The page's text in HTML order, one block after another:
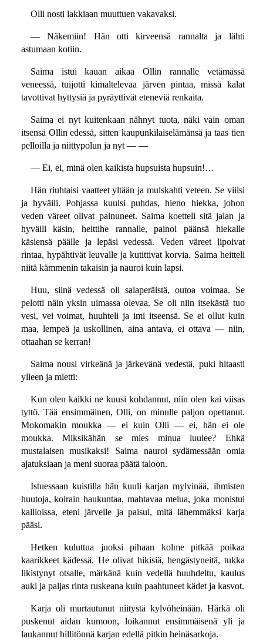
Olli nosti lakkiaan muuttuen vakavaksi.
— Näkemiin! Hän otti kirveensä rannalta ja lähti
astumaan kotiin.
Saima istui kauan aikaa Ollin rannalle vetämässä
veneessä, tuijotti kimaltelevaa järven pintaa, missä kalat
tavottivat hyttysiä ja pyräyttivät eteneviä renkaita.
Saima ei nyt kuitenkaan nähnyt tuota, näki vain oman
itsensä Ollin edessä, sitten kaupunkilaiselämänsä ja taas tien
pelloilla ja niittypolun ja nyt — —
— Ei, ei, minä olen kaikista hupsuista hupsuin!…
Hän riuhtaisi vaatteet yltään ja mulskahti veteen. Se viilsi
ja hyväili. Pohjassa kuulsi puhdas, hieno hiekka, johon
veden väreet olivat painuneet. Saima koetteli sitä jalan ja
hyväili käsin, heittihe rannalle, painoi päänsä hiekalle
käsiensä päälle ja lepäsi vedessä. Veden väreet lipoivat
rintaa, hypähtivät leuvalle ja kutittivat korvia. Saima heitteli
niitä kämmenin takaisin ja nauroi kuin lapsi.
Huu, siinä vedessä oli salaperäistä, outoa voimaa. Se
pelotti näin yksin uimassa olevaa. Se oli niin itsekästä tuo
vesi, vei voimat, huuhteli ja imi itseensä. Se ei ollut kuin
maa, lempeä ja uskollinen, aina antava, ei ottava — niin,
ottaahan se kerran!
Saima nousi virkeänä ja järkevänä vedestä, puki hitaasti
ylleen ja mietti:
Kun olen kaikki ne kuusi kohdannut, niin olen kai viisas
tyttö. Tää ensimmäinen, Olli, on minulle paljon opettanut.
Mokomakin moukka — ei kuin Olli — ei, hän ei ole
moukka. Miksikähän se mies minua luulee? Ehkä
mustalaisen musikaksi! Saima nauroi sydämessään omia
ajatuksiaan ja meni suoraa päätä taloon.
Istuessaan kuistilla hän kuuli karjan mylvinää, ihmisten
huutoja, koirain haukuntaa, mahtavaa melua, joka monistui
kallioissa, eteni järvelle ja paisui, mitä lähemmäksi karja
pääsi.
Hetken kuluttua juoksi pihaan kolme pitkää poikaa
kaarikkeet kädessä. He olivat hikisiä, hengästyneitä, tukka
likistynyt otsalle, märkänä kuin vedellä huuhdeltu, kaulus
auki ja paljas rinta ruskeana kuin paahtuneet kädet ja kasvot.
Karja oli murtautunut niitystä kylvöheinään. Härkä oli
puskenut aidan kumoon, loikannut ensimmäisenä yli ja
laukannut hillitönnä karjan edellä pitkin heinäsarkoja.